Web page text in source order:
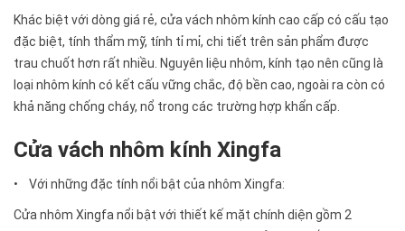
Khác biệt với dòng giá rẻ, cửa vách nhôm kính cao cấp có cấu tạo
đặc biệt, tính thẩm mỹ, tính tỉ mỉ, chi tiết trên sản phẩm được
trau chuốt hơn rất nhiều. Nguyên liệu nhôm, kính tạo nên cũng là
loại nhôm kính có kết cấu vững chắc, độ bền cao, ngoài ra còn có
khả năng chống cháy, nổ trong các trường hợp khẩn cấp.
Cửa vách nhôm kính Xingfa
• Với những đặc tính nổi bật của nhôm Xingfa:
Cửa nhôm Xingfa nổi bật với thiết kế mặt chính diện gồm 2